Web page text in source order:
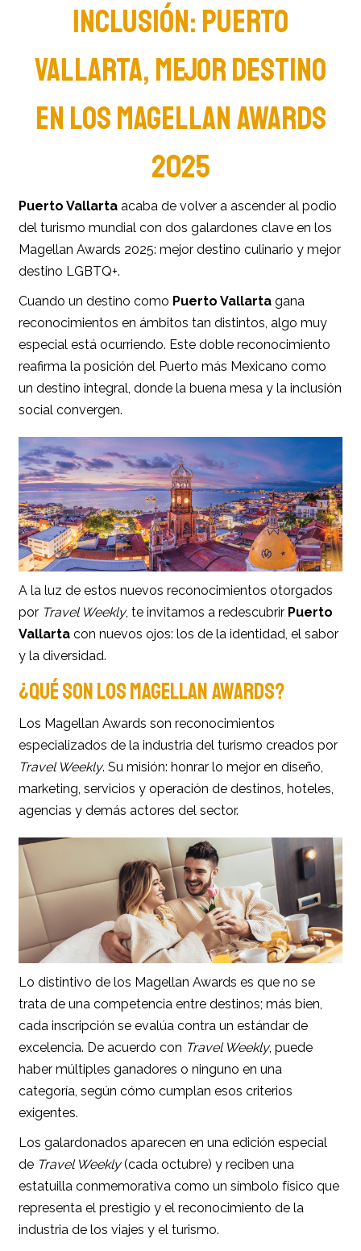
INCLUSIÓN: PUERTO
VALLARTA, MEJOR DESTINO
EN LOS MAGELLAN AWARDS
2025
Puerto Vallarta acaba de volver a ascender al podio
del turismo mundial con dos galardones clave en los
Magellan Awards 2025: mejor destino culinario y mejor
destino LGBTQ+.
Cuando un destino como Puerto Vallarta gana
reconocimientos en ámbitos tan distintos, algo muy
especial está ocurriendo. Este doble reconocimiento
reafirma la posición del Puerto más Mexicano como
un destino integral, donde la buena mesa y la inclusión
social convergen.
A la luz de estos nuevos reconocimientos otorgados
por Travel Weekly, te invitamos a redescubrir Puerto
Vallarta con nuevos ojos: los de la identidad, el sabor
y la diversidad.
¿QUÉ SON LOS MAGELLAN AWARDS?
Los Magellan Awards son reconocimientos
especializados de la industria del turismo creados por
Travel Weekly. Su misión: honrar lo mejor en diseño,
marketing, servicios y operación de destinos, hoteles,
agencias y demás actores del sector.
Lo distintivo de los Magellan Awards es que no se
trata de una competencia entre destinos; más bien,
cada inscripción se evalúa contra un estándar de
excelencia. De acuerdo con Travel Weekly, puede
haber múltiples ganadores o ninguno en una
categoría, según cómo cumplan esos criterios
exigentes.
Los galardonados aparecen en una edición especial
de Travel Weekly(cada octubre) y reciben una
estatuilla conmemorativa como un símbolo físico que
representa el prestigio y el reconocimiento de la
industria de los viajes y el turismo.